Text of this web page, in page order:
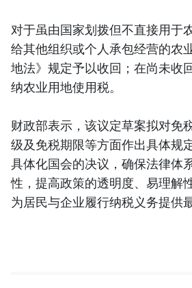
对于虽由国家划拨但不直接用于
给其他组织或个人承包经营的农
地法》规定予以收回；在尚未收
纳农业用地使用税。
财政部表示，该议定草案拟对免
级及免税期限等方面作出具体规
具体化国会的决议，确保法律体
性，提高政策的透明度、易理解
为居民与企业履行纳税义务提供